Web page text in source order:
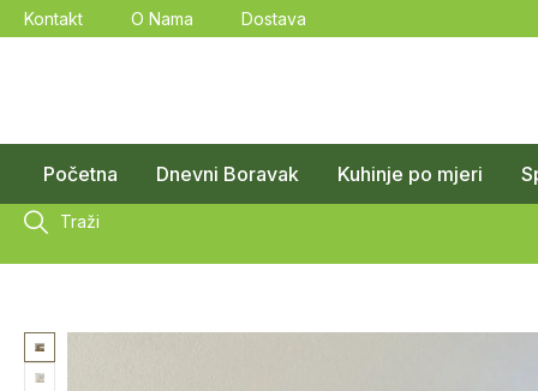
Kontakt O Nama Dostava
Početna Dnevni Boravak Kuhinje po mjeri
Traži